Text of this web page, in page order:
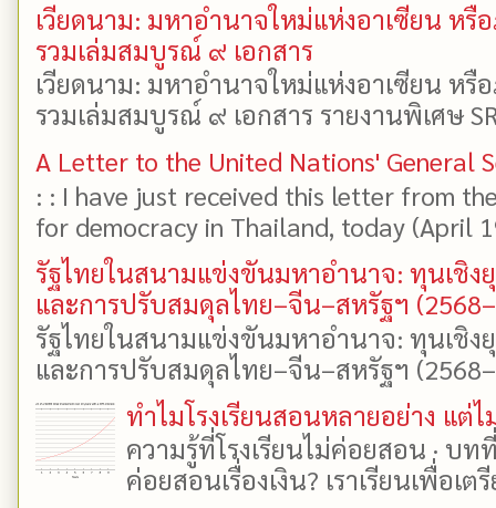
เวียดนาม: มหาอำนาจใหม่แห่งอาเซียน ห
รวมเล่มสมบูรณ์ ๙ เอกสาร
เวียดนาม: มหาอำนาจใหม่แห่งอาเซียน ห
รวมเล่มสมบูรณ์ ๙ เอกสาร รายงานพิเศษ
A Letter to the United Nations' General
: : I have just received this letter from
for democracy in Thailand, today (April
รัฐไทยในสนามแข่งขันมหาอำนาจ: ทุนเชิง
และการปรับสมดุลไทย–จีน–สหรัฐฯ
รัฐไทยในสนามแข่งขันมหาอำนาจ: ทุนเชิง
และการปรับสมดุลไทย–จีน–สหรัฐฯ
ทำไมโรงเรียนสอนหลายอย่าง แต่ไ
ความรู้ที่โรงเรียนไม่ค่อยสอน · บ
ค่อยสอนเรื่องเงิน? เราเรียนเพื่อเต